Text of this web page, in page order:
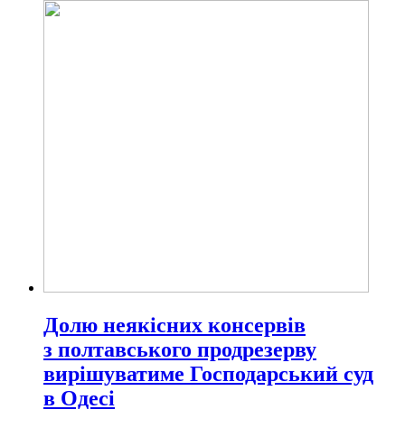
Долю неякісних консервів
з полтавського продрезерву
вирішуватиме Господарський суд
в Одесі